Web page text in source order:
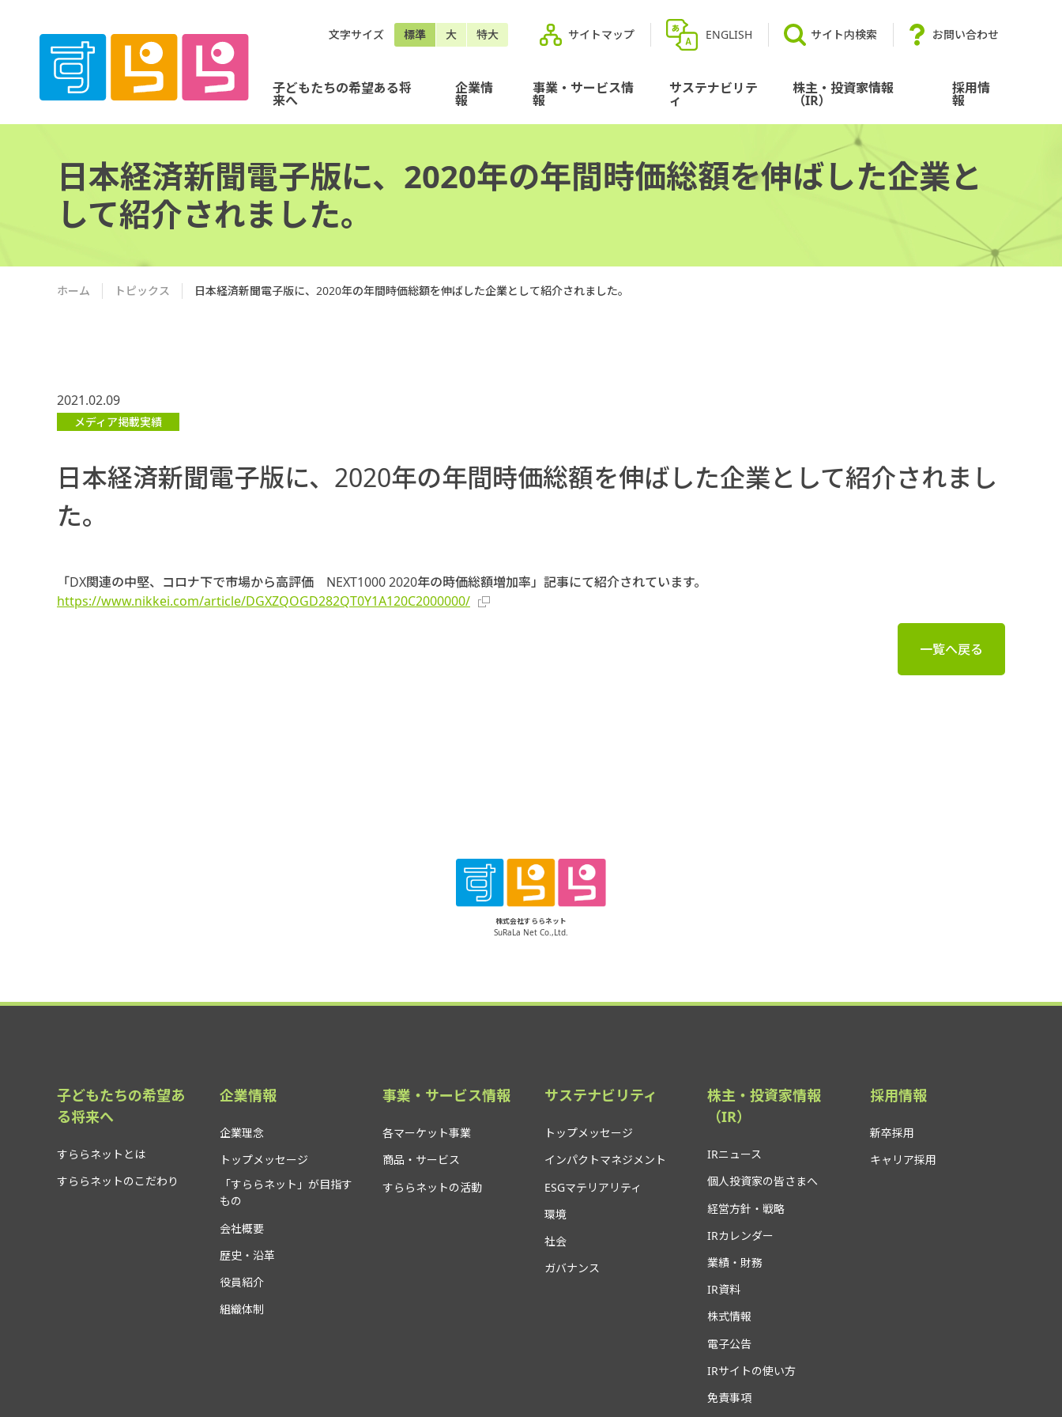
文字サイズ 標準 大 特大 サイトマップ ENGLISH サイト内検索 お問い合わせ
子どもたちの希望ある将
来へ
企業情
報
事業・サービス情
報
サステナビリテ
ィ
株主・投資家情報
（IR）
採用情
報
日本経済新聞電子版に、2020年の年間時価総額を伸ばした企業と
して紹介されました。
ホーム トピックス 日本経済新聞電子版に、2020年の年間時価総額を伸ばした企業として紹介されました。
2021.02.09
メディア掲載実績
日本経済新聞電子版に、2020年の年間時価総額を伸ばした企業として紹介されまし
た。
「DX関連の中堅、コロナ下で市場から高評価 NEXT1000 2020年の時価総額増加率」記事にて紹介されています。
https://www.nikkei.com/article/DGXZQOGD282QT0Y1A120C2000000/
一覧へ戻る
株式会社すららネット
SuRaLa Net Co.,Ltd.
子どもたちの希望あ
る将来へ
すららネットとは
すららネットのこだわり
企業情報
企業理念
トップメッセージ
「すららネット」が目指す
もの
会社概要
歴史・沿革
役員紹介
組織体制
事業・サービス情報
各マーケット事業
商品・サービス
すららネットの活動
サステナビリティ
トップメッセージ
インパクトマネジメント
ESGマテリアリティ
環境
社会
ガバナンス
株主・投資家情報
（IR）
IRニュース
個人投資家の皆さまへ
経営方針・戦略
IRカレンダー
業績・財務
IR資料
株式情報
電子公告
IRサイトの使い方
免責事項
採用情報
新卒採用
キャリア採用